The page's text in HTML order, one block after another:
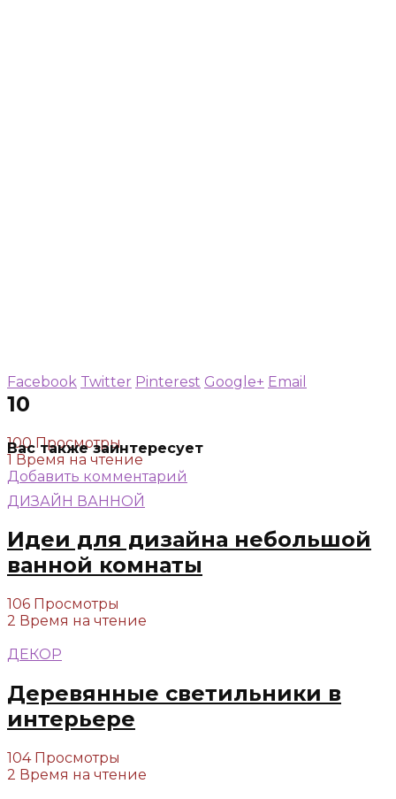
10
100 Просмотры
1 Время на чтение
Добавить комментарий
Facebook Twitter Pinterest Google+ Email
Вас также заинтересует
ДИЗАЙН ВАННОЙ
Идеи для дизайна небольшой
ванной комнаты
106 Просмотры
2 Время на чтение
ДЕКОР
Деревянные светильники в
интерьере
104 Просмотры
2 Время на чтение